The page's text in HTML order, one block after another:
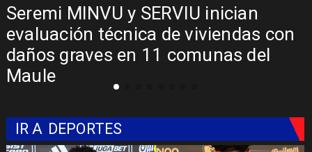
Fondo Orasmi entrega apoyo a
familia de Romeral para costear
alimentación especializada de niño
con Síndrome de Intestino Corto
IR A DEPORTES